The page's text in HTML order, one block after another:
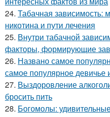
24. Табачная зависимость:
никотина и пути лечения
25. Внутри табачной
факторы, формирующие
26. Названо самое
самое популярное девичье
27. Выздоровление
бросить пить
28. Богомолы: